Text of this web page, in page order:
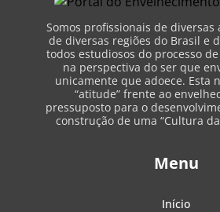
Somos profissionais de diversas
de diversas regiões do Brasil e
todos estudiosos do processo
na perspectiva do ser que
unicamente que adoece. Esta
“atitude” frente ao
pressuposto para o
construção de uma “Cultura
Menu
Início